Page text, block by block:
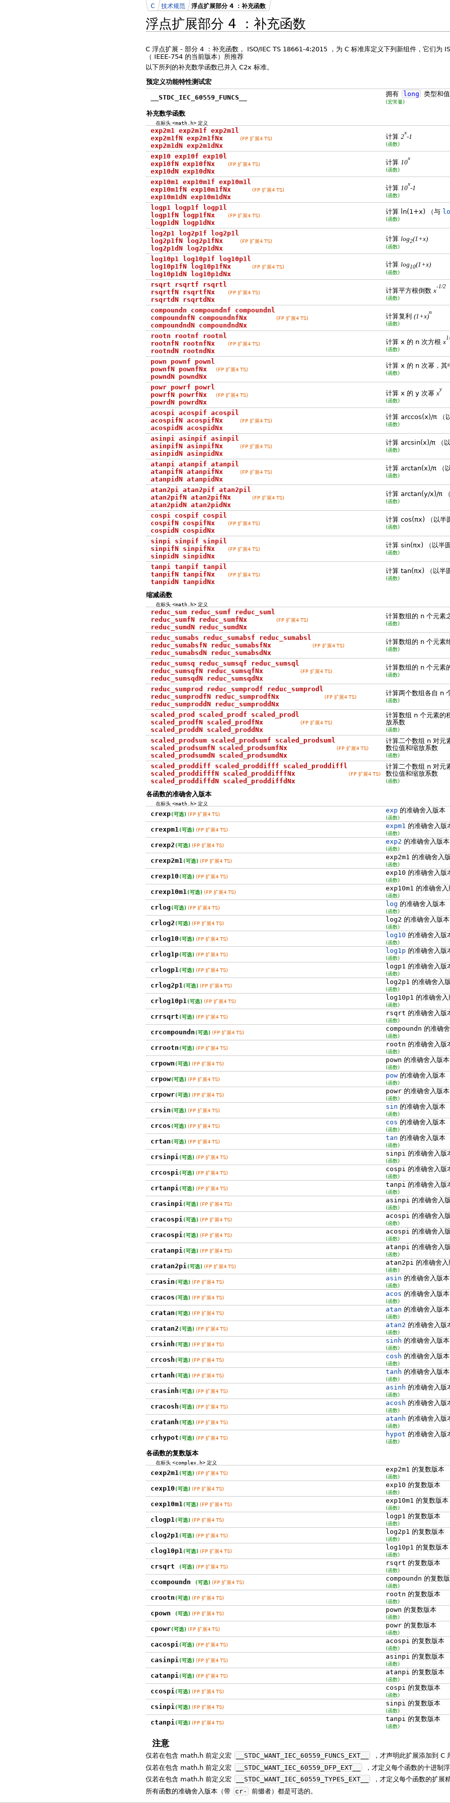
浮点扩展部分 4 ：补充函数
C 技术规范 浮点扩展部分 4 ：补充函数
C 浮点扩展 - 部分 4 ：补充函数， ISO/IEC TS 18661-4:2015 ，为 C 标准库定义下列新组件，它们为
（ IEEE-754 的当前版本）所推荐
以下所列的补充数学函数已并入 C2x 标准。
预定义功能特性测试宏
__STDC_IEC_60559_FUNCS__ 拥有 long 类型和值
(宏常量)
补充数学函数
在标头<math.h> 定义
exp2m1 exp2m1f exp2m1l
exp2m1fN exp2m1fNx
exp2m1dN exp2m1dNx
(FP 扩展4 TS) 计算 2
x
-1
(函数)
exp10 exp10f exp10l
exp10fN exp10fNx
exp10dN exp10dNx
(FP 扩展4 TS) 计算 10
x
(函数)
exp10m1 exp10m1f exp10m1l
exp10m1fN exp10m1fNx
exp10m1dN exp10m1dNx
(FP 扩展4 TS) 计算 10
x
-1
(函数)
logp1 logp1f logp1l
logp1fN logp1fNx
logp1dN logp1dNx
(FP 扩展4 TS) 计算 ln(1+x) （与
(函数)
log2p1 log2p1f log2p1l
log2p1fN log2p1fNx
log2p1dN log2p1dNx
(FP 扩展4 TS) 计算 log2(1+x)
(函数)
log10p1 log10p1f log10p1l
log10p1fN log10p1fNx
log10p1dN log10p1dNx
(FP 扩展4 TS) 计算 log10(1+x)
(函数)
rsqrt rsqrtf rsqrtl
rsqrtfN rsqrtfNx
rsqrtdN rsqrtdNx
(FP 扩展4 TS) 计算平方根倒数 x
-1/2
(函数)
compoundn compoundnf compoundnl
compoundnfN compoundnfNx
compoundndN compoundndNx
(FP 扩展4 TS) 计算复利 (1+x)
n
(函数)
rootn rootnf rootnl
rootnfN rootnfNx
rootndN rootndNx
(FP 扩展4 TS) 计算 x 的 n 次方根 x
(函数)
pown pownf pownl
pownfN pownfNx
powndN powndNx
(FP 扩展4 TS) 计算 x 的 n 次幂，其
(函数)
powr powrf powrl
powrfN powrfNx
powrdN powrdNx
(FP 扩展4 TS) 计算 x 的 y 次幂 x
y
(函数)
acospi acospif acospil
acospifN acospifNx
acospidN acospidNx
(FP 扩展4 TS) 计算 arccos(x)/π （
(函数)
asinpi asinpif asinpil
asinpifN asinpifNx
asinpidN asinpidNx
(FP 扩展4 TS) 计算 arcsin(x)/π （以
(函数)
atanpi atanpif atanpil
atanpifN atanpifNx
atanpidN atanpidNx
(FP 扩展4 TS) 计算 arctan(x)/π （以
(函数)
atan2pi atan2pif atan2pil
atan2pifN atan2pifNx
atan2pidN atan2pidNx
(FP 扩展4 TS) 计算 arctan(y/x)/π （
(函数)
cospi cospif cospil
cospifN cospifNx
cospidN cospidNx
(FP 扩展4 TS) 计算 cos(πx) （以半
(函数)
sinpi sinpif sinpil
sinpifN sinpifNx
sinpidN sinpidNx
(FP 扩展4 TS) 计算 sin(πx) （以半
(函数)
tanpi tanpif tanpil
tanpifN tanpifNx
tanpidN tanpidNx
(FP 扩展4 TS) 计算 tan(πx) （以半
(函数)
缩减函数
在标头<math.h> 定义
reduc_sum reduc_sumf reduc_suml
reduc_sumfN reduc_sumfNx
reduc_sumdN reduc_sumdNx
(FP 扩展4 TS) 计算数组的 n 个元素
(函数)
reduc_sumabs reduc_sumabsf reduc_sumabsl
reduc_sumabsfN reduc_sumabsfNx
reduc_sumabsdN reduc_sumabsdNx
(FP 扩展4 TS) 计算数组的 n 个元素
(函数)
reduc_sumsq reduc_sumsqf reduc_sumsql
reduc_sumsqfN reduc_sumsqfNx
reduc_sumsqdN reduc_sumsqdNx
(FP 扩展4 TS) 计算数组的 n 个元素
(函数)
reduc_sumprod reduc_sumprodf reduc_sumprodl
reduc_sumprodfN reduc_sumprodfNx
reduc_sumproddN reduc_sumproddNx
(FP 扩展4 TS) 计算两个数组各自 n
(函数)
scaled_prod scaled_prodf scaled_prodl
scaled_prodfN scaled_prodfNx
scaled_proddN scaled_proddNx
(FP 扩展4 TS)
计算数组 n 个元素的
放系数
(函数)
scaled_prodsum scaled_prodsumf scaled_prodsuml
scaled_prodsumfN scaled_prodsumfNx
scaled_prodsumdN scaled_prodsumdNx
(FP 扩展4 TS)
计算二个数组 n 对元
数位值和缩放系数
(函数)
scaled_proddiff scaled_proddifff scaled_proddiffl
scaled_proddifffN scaled_proddifffNx
scaled_proddiffdN scaled_proddiffdNx
(FP 扩展4 TS)
计算二个数组 n 对元
数位值和缩放系数
(函数)
各函数的准确舍入版本
在标头<math.h> 定义
crexp(可选) (FP 扩展4 TS) exp 的准确舍入版本
(函数)
crexpm1(可选) (FP 扩展4 TS) expm1 的准确舍入版
(函数)
crexp2(可选) (FP 扩展4 TS) exp2 的准确舍入版本
(函数)
crexp2m1(可选) (FP 扩展4 TS) exp2m1 的准确舍入
(函数)
crexp10(可选) (FP 扩展4 TS) exp10 的准确舍入版
(函数)
crexp10m1(可选) (FP 扩展4 TS) exp10m1 的准确舍入
(函数)
crlog(可选) (FP 扩展4 TS) log 的准确舍入版本
(函数)
crlog2(可选) (FP 扩展4 TS) log2 的准确舍入版本
(函数)
crlog10(可选) (FP 扩展4 TS) log10 的准确舍入版
(函数)
crlog1p(可选) (FP 扩展4 TS) log1p 的准确舍入版
(函数)
crlogp1(可选) (FP 扩展4 TS) logp1 的准确舍入版
(函数)
crlog2p1(可选) (FP 扩展4 TS) log2p1 的准确舍入
(函数)
crlog10p1(可选) (FP 扩展4 TS) log10p1 的准确舍入
(函数)
crrsqrt(可选) (FP 扩展4 TS) rsqrt 的准确舍入版
(函数)
crcompoundn(可选) (FP 扩展4 TS) compoundn 的准确
(函数)
crrootn(可选) (FP 扩展4 TS) rootn 的准确舍入版
(函数)
crpown(可选) (FP 扩展4 TS) pown 的准确舍入版本
(函数)
crpow(可选) (FP 扩展4 TS) pow的准确舍入版本
(函数)
crpowr(可选) (FP 扩展4 TS) powr的准确舍入版本
(函数)
crsin(可选) (FP 扩展4 TS) sin 的准确舍入版本
(函数)
crcos(可选) (FP 扩展4 TS) cos 的准确舍入版本
(函数)
crtan(可选) (FP 扩展4 TS) tan 的准确舍入版本
(函数)
crsinpi(可选) (FP 扩展4 TS) sinpi 的准确舍入版
(函数)
crcospi(可选) (FP 扩展4 TS) cospi 的准确舍入版
(函数)
crtanpi(可选) (FP 扩展4 TS) tanpi 的准确舍入版
(函数)
crasinpi(可选) (FP 扩展4 TS) asinpi 的准确舍入
(函数)
cracospi(可选) (FP 扩展4 TS) acospi 的准确舍入
(函数)
cracospi(可选) (FP 扩展4 TS) acospi 的准确舍入
(函数)
cratanpi(可选) (FP 扩展4 TS) atanpi 的准确舍入
(函数)
cratan2pi(可选) (FP 扩展4 TS) atan2pi 的准确舍入
(函数)
crasin(可选) (FP 扩展4 TS) asin 的准确舍入版本
(函数)
cracos(可选) (FP 扩展4 TS) acos 的准确舍入版本
(函数)
cratan(可选) (FP 扩展4 TS) atan 的准确舍入版本
(函数)
cratan2(可选) (FP 扩展4 TS) atan2 的准确舍入版
(函数)
crsinh(可选) (FP 扩展4 TS) sinh 的准确舍入版本
(函数)
crcosh(可选) (FP 扩展4 TS) cosh 的准确舍入版本
(函数)
crtanh(可选) (FP 扩展4 TS) tanh 的准确舍入版本
(函数)
crasinh(可选) (FP 扩展4 TS) asinh 的准确舍入版
(函数)
cracosh(可选) (FP 扩展4 TS) acosh 的准确舍入版
(函数)
cratanh(可选) (FP 扩展4 TS) atanh 的准确舍入版
(函数)
crhypot(可选) (FP 扩展4 TS) hypot 的准确舍入版
(函数)
各函数的复数版本
在标头<complex.h> 定义
cexp2m1(可选) (FP 扩展4 TS) exp2m1 的复数版本
(函数)
cexp10(可选) (FP 扩展4 TS) exp10 的复数版本
(函数)
cexp10m1(可选) (FP 扩展4 TS) exp10m1 的复数版本
(函数)
clogp1(可选) (FP 扩展4 TS) logp1 的复数版本
(函数)
clog2p1(可选) (FP 扩展4 TS) log2p1 的复数版本
(函数)
clog10p1(可选) (FP 扩展4 TS) log10p1 的复数版本
(函数)
crsqrt (可选) (FP 扩展4 TS) rsqrt 的复数版本
(函数)
ccompoundn (可选) (FP 扩展4 TS) compoundn 的复数
(函数)
crootn(可选) (FP 扩展4 TS) rootn 的复数版本
(函数)
cpown (可选) (FP 扩展4 TS) pown 的复数版本
(函数)
cpowr(可选) (FP 扩展4 TS) powr的复数版本
(函数)
cacospi(可选) (FP 扩展4 TS) acospi 的复数版本
(函数)
casinpi(可选) (FP 扩展4 TS) asinpi 的复数版本
(函数)
catanpi(可选) (FP 扩展4 TS) atanpi 的复数版本
(函数)
ccospi(可选) (FP 扩展4 TS) cospi 的复数版本
(函数)
csinpi(可选) (FP 扩展4 TS) sinpi 的复数版本
(函数)
ctanpi(可选) (FP 扩展4 TS) tanpi 的复数版本
(函数)
注意
仅若在包含 math.h 前定义宏 __STDC_WANT_IEC_60559_FUNCS_EXT__
，才声明此扩展添加到 C
仅若在包含 math.h 前定义宏
__STDC_WANT_IEC_60559_DFP_EXT__
，才定义每个函数的十进制浮
仅若在包含 math.h 前定义宏
__STDC_WANT_IEC_60559_TYPES_EXT__
，才定义每个函数的扩展
所有函数的准确舍入版本（带
cr- 前缀者）都是可选的。